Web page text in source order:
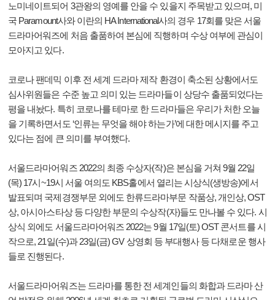
노미네이트되어 3관왕의 영예를 안을 수 있을지 주목받고 있으며, 미
국 Paramount사와 이란의 HA International사의 경우 17회를 맞은 서울
드라마어워즈에 처음 출품하여 본심에 직행하며 수상 여부에 관심이
모아지고 있다.
코로나 팬데믹 이후 전 세계 드라마 제작 환경이 축소된 상황에서도
심사위원들은 수준 높고 의미 있는 드라마들이 상당수 출품되었다는
평을 내놨다. 특히 코로나를 테마로 한 드라마들은 우리가 처한 오늘
을 기록하면서도 ‘인류는 무엇을 해야 하는가’에 대한 메시지를 주고
있다는 점에 큰 의미를 부여했다.
서울드라마어워즈 2022의 최종 수상자(작)은 본심을 거쳐 9월 22일
(목) 17시~19시 서울 여의도 KBS홀에서 열리는 시상식(생방송)에서
발표되며 국제경쟁부문 외에도 한류드라마부문 작품상, 개인상, OST
상, 아시아스타상 등 다양한 부문의 수상작(자)들도 만나볼 수 있다. 시
상식 외에도 서울드라마어워즈 2022는 9월 17일(토) OST 콘서트를 시
작으로, 21일(수)과 23일(금) GV 상영회 등 부대행사 등 다채로운 행사
들로 진행된다.
서울드라마어워즈는 드라마를 통한 전 세계인들의 화합과 드라마 산